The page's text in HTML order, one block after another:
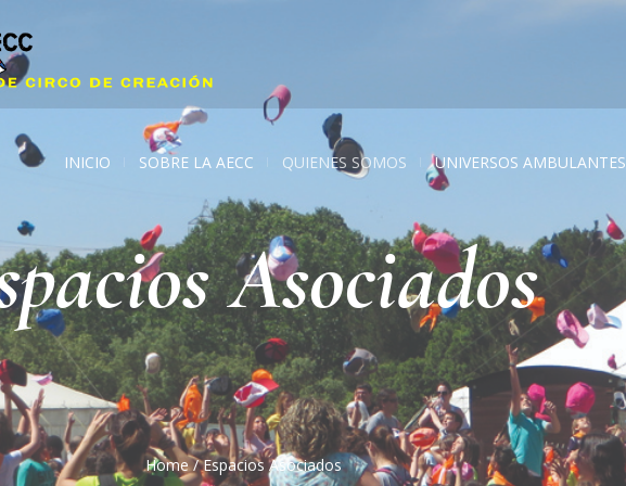
INICIO SOBRE LA AECC QUIENES SOMOS UNIVERSOS AMBULANTES
Asociados
Home /Espacios Asociados